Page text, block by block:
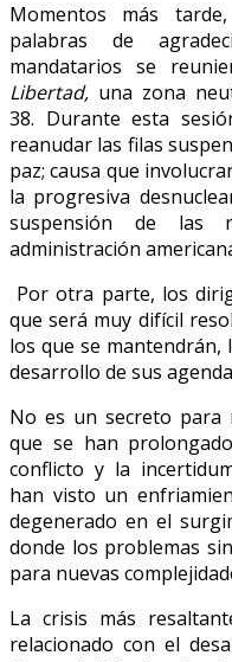
Momentos más
palabras de
mandatarios se
Libertad, una zona
38. Durante esta
reanudar las filas
paz;causa que
la progresiva
suspensión de las
administración
Por otra parte, los
que será muy difícil
los que se mantendrán,
desarrollo de sus
No es un secreto para
que se han
conflicto y la
han visto un
degenerado en el
donde los problemas
para nuevas
La crisis más
relacionado con el